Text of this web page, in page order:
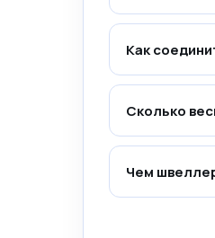
Как
Сколько
Чем